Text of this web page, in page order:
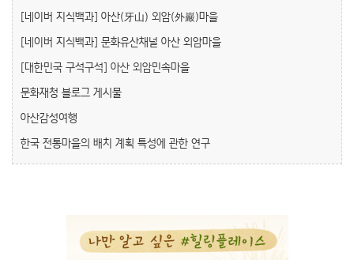
[네이버 지식백과] 아산(牙山) 외암(外巖)마을
[네이버 지식백과] 문화유산채널 아산 외암마을
[대한민국 구석구석] 아산 외암민속마을
문화재청 블로그 게시물
아산감성여행
한국 전통마을의 배치 계획 특성에 관한 연구